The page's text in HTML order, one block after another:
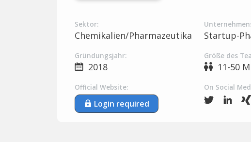
Sektor:
Chemikalien/Pharmazeutika Startup-
Gründungsjahr:
2018
Größe des
11-50
Official Website:
Login required
On Social